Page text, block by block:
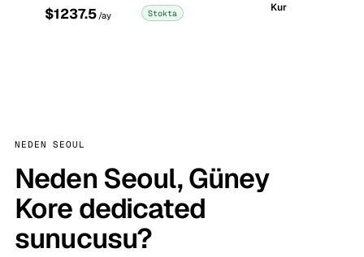
$1237.5 /ay Stokta Kur
NEDEN SEOUL
Neden Seoul, Güney
Kore dedicated
sunucusu?